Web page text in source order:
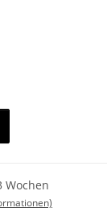
Wochen